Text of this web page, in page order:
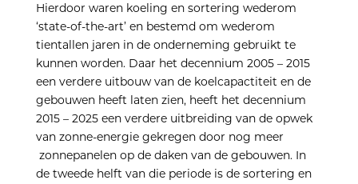
Hierdoor waren koeling en sortering wederom
‘state-of-the-art’ en bestemd om wederom
tientallen jaren in de onderneming gebruikt te
kunnen worden. Daar het decennium 2005 – 2015
een verdere uitbouw van de koelcapactiteit en de
gebouwen heeft laten zien, heeft het decennium
2015 – 2025 een verdere uitbreiding van de opwek
van zonne-energie gekregen door nog meer
zonnepanelen op de daken van de gebouwen. In
de tweede helft van die periode is de sortering en